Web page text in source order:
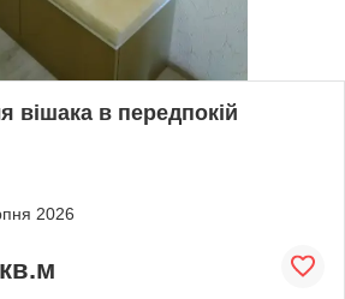
вішака в передпокій
2026